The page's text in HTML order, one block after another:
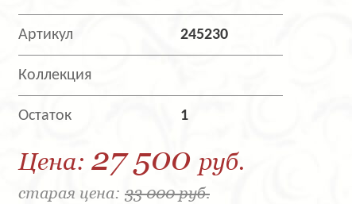
Артикул 245230
Коллекция
Остаток 1
Цена: 27 500 руб.
старая цена: 33 000 руб.